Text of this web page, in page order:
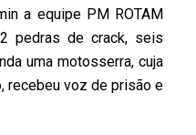
a equipe PM ROTAM
pedras de crack, seis
uma motosserra, cuja
recebeu voz de prisão e